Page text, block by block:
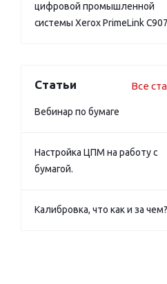
цифровой промышленной
системы Xerox PrimeLink
Статьи Все
Вебинар по бумаге
Настройка ЦПМ на работу с
бумагой.
Калибровка, что как и за чем?